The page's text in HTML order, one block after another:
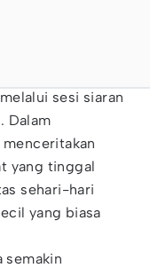
sesi siaran
Dalam
yang tinggal
sehari-hari
yang biasa
semakin